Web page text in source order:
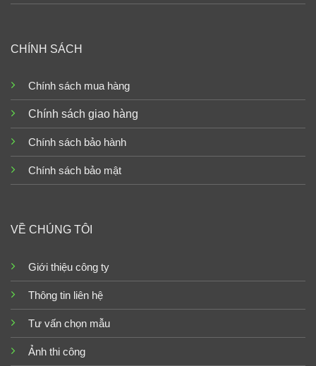
CHÍNH SÁCH
Chính sách mua hàng
Chính sách giao hàng
Chính sách bảo hành
Chính sách bảo mật
VỀ CHÚNG TÔI
Giới thiệu công ty
Thông tin liên hệ
Tư vấn chọn mẫu
Ảnh thi công